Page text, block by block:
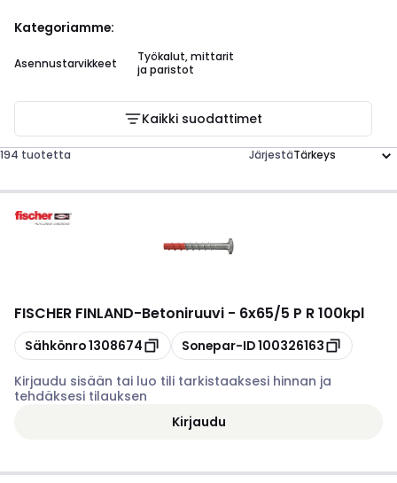
Kategoriamme:
Asennustarvikkeet
Työkalut, mittarit
ja paristot
Kaikki suodattimet
194 tuotetta Järjestä
FISCHER FINLAND-Betoniruuvi - 6x65/5 P R 100kpl
Kopioi
Sähkönro1308674 Kopioi
Sonepar-ID100326163
Kirjaudu sisään tai luo tili tarkistaaksesi hinnan ja
tehdäksesi tilauksen
Kirjaudu